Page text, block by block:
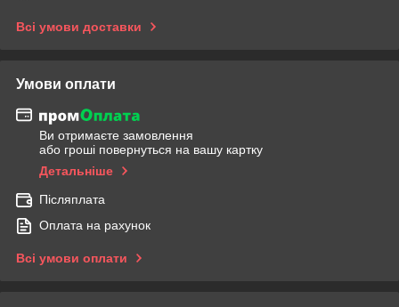
Всі умови доставки
Умови оплати
Ви отримаєте замовлення
або гроші повернуться на вашу картку
Детальніше
Післяплата
Оплата на рахунок
Всі умови оплати